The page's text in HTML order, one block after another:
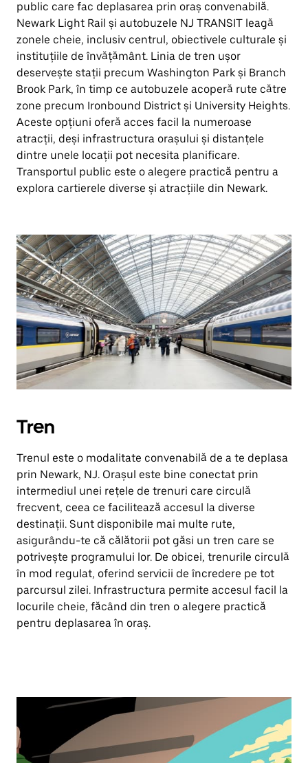
public care fac deplasarea prin oraș convenabilă.
Newark Light Rail și autobuzele NJ TRANSIT leagă
zonele cheie, inclusiv centrul, obiectivele culturale și
instituțiile de învățământ. Linia de tren ușor
deservește stații precum Washington Park și Branch
Brook Park, în timp ce autobuzele acoperă rute către
zone precum Ironbound District și University Heights.
Aceste opțiuni oferă acces facil la numeroase
atracții, deși infrastructura orașului și distanțele
dintre unele locații pot necesita planificare.
Transportul public este o alegere practică pentru a
explora cartierele diverse și atracțiile din Newark.
Tren
Trenul este o modalitate convenabilă de a te deplasa
prin Newark, NJ. Orașul este bine conectat prin
intermediul unei rețele de trenuri care circulă
frecvent, ceea ce facilitează accesul la diverse
destinații. Sunt disponibile mai multe rute,
asigurându-te că călătorii pot găsi un tren care se
potrivește programului lor. De obicei, trenurile circulă
în mod regulat, oferind servicii de încredere pe tot
parcursul zilei. Infrastructura permite accesul facil la
locurile cheie, făcând din tren o alegere practică
pentru deplasarea în oraș.